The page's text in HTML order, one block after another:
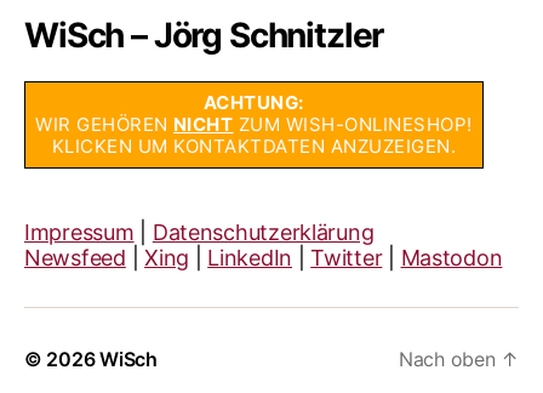
WiSch – Jörg Schnitzler
ACHTUNG:
WIR GEHÖREN NICHT ZUM WISH-ONLINESHOP!
KLICKEN UM KONTAKTDATEN ANZUZEIGEN.
Impressum
Datenschutzerklärung
Newsfeed |Xing LinkedIn |Twitter Mastodon
© 2026WiSch
Nach oben ↑